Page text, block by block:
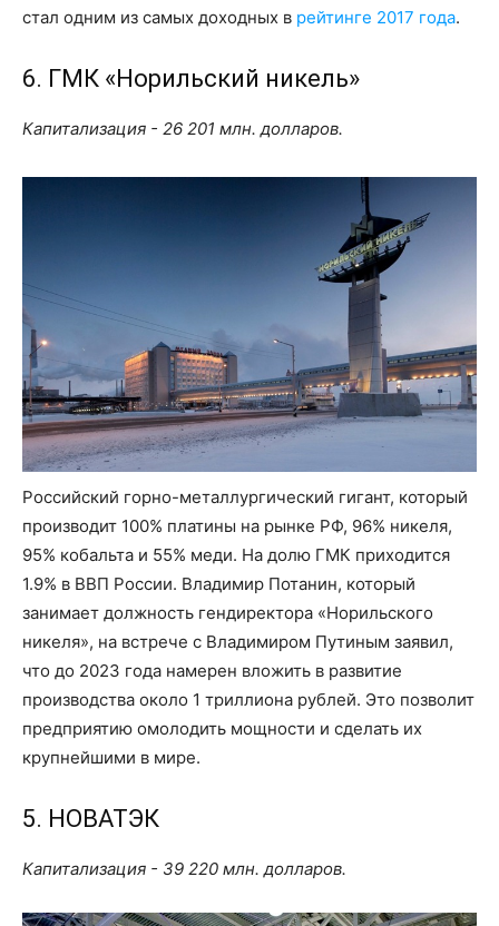
стал одним из самых доходных в рейтинге 2017 года.
6. ГМК «Норильский никель»
Капитализация - 26 201 млн. долларов.
Российский горно-металлургический гигант, который
производит 100% платины на рынке РФ, 96% никеля,
95% кобальта и 55% меди. На долю ГМК приходится
1.9% в ВВП России. Владимир Потанин, который
занимает должность гендиректора «Норильского
никеля», на встрече с Владимиром Путиным заявил,
что до 2023 года намерен вложить в развитие
производства около 1 триллиона рублей. Это позволит
предприятию омолодить мощности и сделать их
крупнейшими в мире.
5. НОВАТЭК
Капитализация - 39 220 млн. долларов.